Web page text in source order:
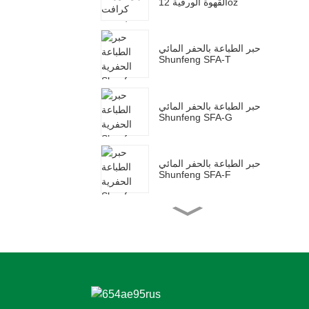
حبر الطباعة بالحفر المائي
Shunfeng SFA-T
حبر الطباعة بالحفر المائي
Shunfeng SFA-G
حبر الطباعة بالحفر المائي
Shunfeng SFA-F
المائي